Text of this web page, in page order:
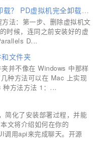
Parallels Desktop虚拟机怎么完全卸载？ PD虚拟机完全卸载方法
法：第一步、删除虚拟机文
时候，连同之前安装好的虚
D...
文件夹
并不像在 Windows 中那样
种方法可以在 Mac 上实现
种方法方法 1：...
简化了安装部署过程，并能
文将介绍如何在你的
调用api来完成聊天。开源